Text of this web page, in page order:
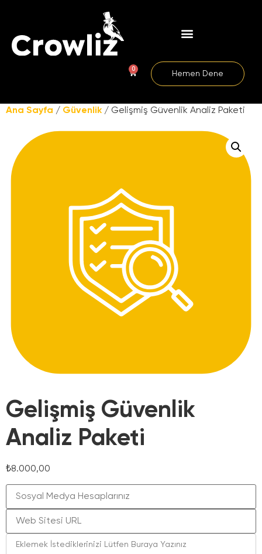
Hemen Dene
0
Ana Sayfa / Güvenlik / Gelişmiş Güvenlik Analiz Paketi
Gelişmiş Güvenlik
Analiz Paketi
₺8.000,00